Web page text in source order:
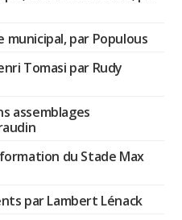
municipal, par Populous
Tomasi par Rudy
assemblages
du Stade Max
par Lambert Lénack